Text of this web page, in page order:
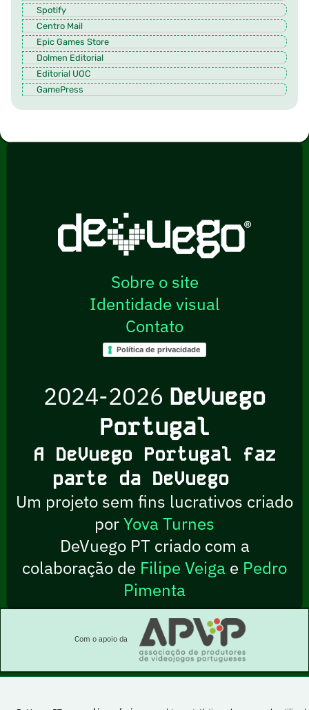
Spotify
Centro Mail
Epic Games Store
Dolmen Editorial
Editorial UOC
GamePress
Sobre o site
Identidade visual
Contato
Política de privacidade
2024-2026 DeVuego
Portugal
A DeVuego Portugal faz
parte da DeVuego
Um projeto sem fins lucrativos criado
porYova Turnes
DeVuego PT criado com a
colaboração de Filipe Veiga e Pedro
Pimenta
Com o apoio da